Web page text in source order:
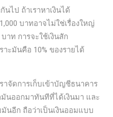
ไป ถ้าเราหาเงินได้
บาทอาจไม่ใช่เรื่องใหญ่
าท การจะใช้เงินสัก
าะมันคือ 10% ของรายได้
าจัดการเก็บเข้าบัญชีธนาคาร
มันออกมาทันทีที่ได้เงินมา และ
นอีก ถือว่าเป็นเงินออมแบบ